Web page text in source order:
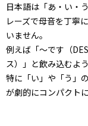
日本語は「あ・い・
レーズで母音を丁寧
いません。
例えば「～です（
ス）」と飲み込むよ
特に「い」や「う」
が劇的にコンパクト